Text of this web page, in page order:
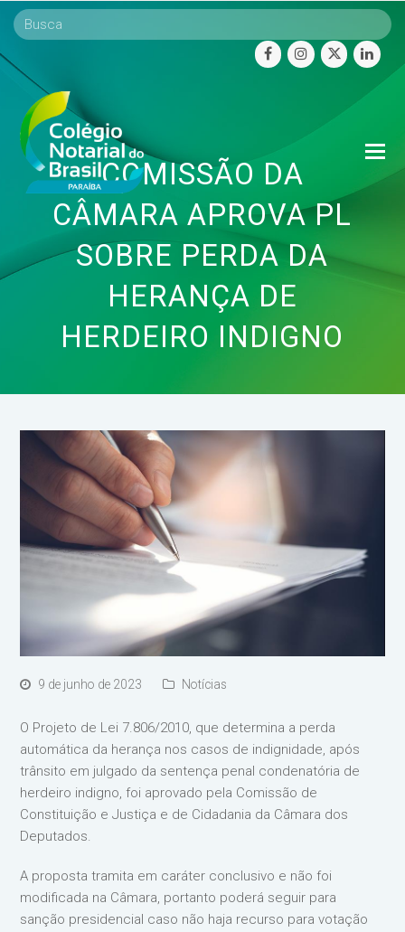
facebookinstagram
twitter
COMISSÃO DA
CÂMARA APROVA PL
SOBRE PERDA DA
HERANÇA DE
HERDEIRO INDIGNO
9 de junho de 2023 Notícias
O Projeto de Lei 7.806/2010, que determina a perda
automática da herança nos casos de indignidade, após
trânsito em julgado da sentença penal condenatória de
herdeiro indigno, foi aprovado pela Comissão de
Constituição e Justiça e de Cidadania da Câmara dos
Deputados.
A proposta tramita em caráter conclusivo e não foi
modificada na Câmara, portanto poderá seguir para
sanção presidencial caso não haja recurso para votação